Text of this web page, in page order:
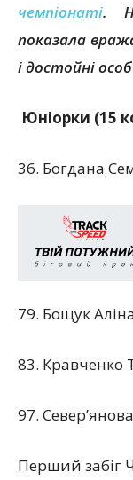
чемпіонаті.
показала
і достойні
Юніорки (15
36. Богдана
79. Бощук
83. Кравченко
97.
Перший забіг